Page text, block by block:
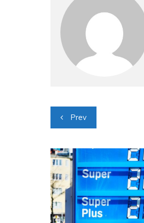
Navigacija
objava
Prev